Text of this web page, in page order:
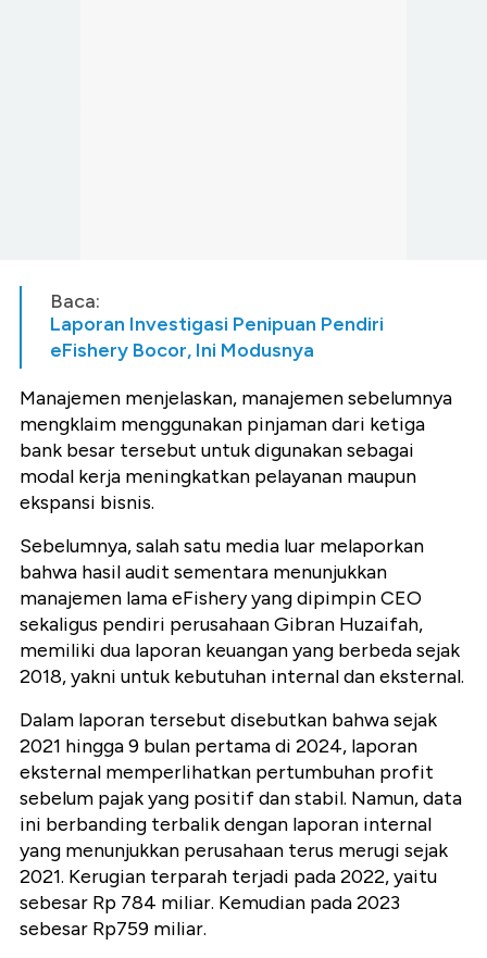
Baca:
Laporan Investigasi Penipuan Pendiri
eFishery Bocor, Ini Modusnya
Manajemen menjelaskan, manajemen sebelumnya
mengklaim menggunakan pinjaman dari ketiga
bank besar tersebut untuk digunakan sebagai
modal kerja meningkatkan pelayanan maupun
ekspansi bisnis.
Sebelumnya, salah satu media luar melaporkan
bahwa hasil audit sementara menunjukkan
manajemen lama eFishery yang dipimpin CEO
sekaligus pendiri perusahaan Gibran Huzaifah,
memiliki dua laporan keuangan yang berbeda sejak
2018, yakni untuk kebutuhan internal dan eksternal.
Dalam laporan tersebut disebutkan bahwa sejak
2021 hingga 9 bulan pertama di 2024, laporan
eksternal memperlihatkan pertumbuhan profit
sebelum pajak yang positif dan stabil. Namun, data
ini berbanding terbalik dengan laporan internal
yang menunjukkan perusahaan terus merugi sejak
2021. Kerugian terparah terjadi pada 2022, yaitu
sebesar Rp 784 miliar. Kemudian pada 2023
sebesar Rp759 miliar.